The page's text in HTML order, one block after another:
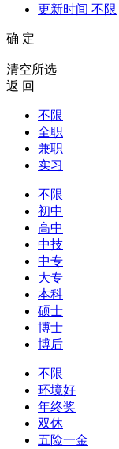
更新时间 不限
确 定
清空所选
返 回
不限
全职
兼职
实习
不限
初中
高中
中技
中专
大专
本科
硕士
博士
博后
不限
环境好
年终奖
双休
五险一金